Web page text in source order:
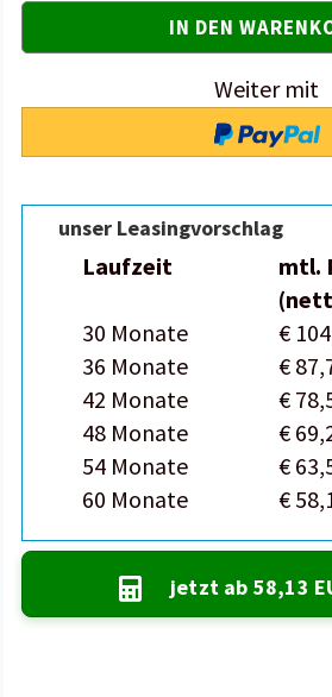
Weiter mit
unser Leasingvorschlag
Laufzeit
mtl.
30 Monate
€
36 Monate
€
42 Monate
€
48 Monate
€
54 Monate
€
60 Monate
€
jetzt ab 58,13